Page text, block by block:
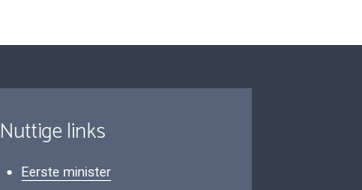
Nuttige links
Eerste minister